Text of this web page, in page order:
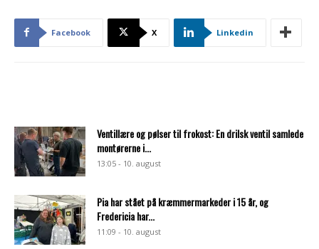
Facebook X Linkedin
Ventillære og pølser til frokost: En drilsk ventil samlede
montørerne i...
13:05 - 10. august
Pia har stået på kræmmermarkeder i 15 år, og
Fredericia har...
11:09 - 10. august